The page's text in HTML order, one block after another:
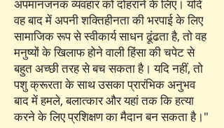
अपमानजनक व्यवहार को दोहराने के लिए। यदि
वह बाद में अपनी शक्तिहीनता की भरपाई के लिए
सामाजिक रूप से स्वीकार्य साधन ढूंढता है, तो वह
मनुष्यों के खिलाफ होने वाली हिंसा की चपेट से
बहुत अच्छी तरह से बच सकता है। यदि नहीं, तो
पशु क्रूरता के साथ उसका प्रारंभिक अनुभव
बाद में हमले, बलात्कार और यहां तक कि हत्या
करने के लिए प्रशिक्षण का मैदान बन सकता है।"